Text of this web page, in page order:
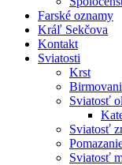
Farské oznamy
Kráľ Sekčova
Kontakt
Sviatosti
Krst
Sviatosť
Sviatosť
Sviatosť